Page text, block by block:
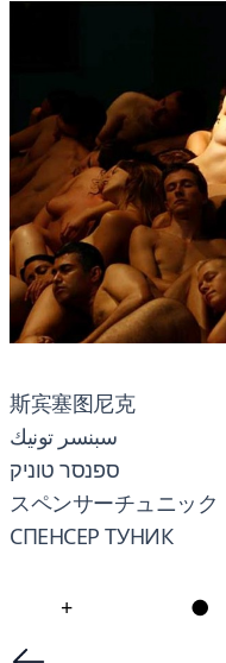
斯宾塞图尼克
سبنسر تونيك
ספנסר טוניק
スペンサーチュニック
СПЕНСЕР ТУНИК
+ ●